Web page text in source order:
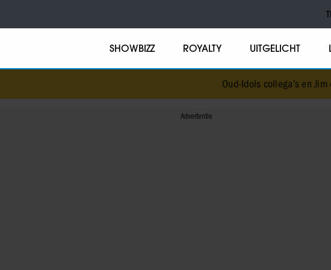
SHOWBIZZ ROYALTY UITGELICHT
Oud-Idols collega’s en Jim